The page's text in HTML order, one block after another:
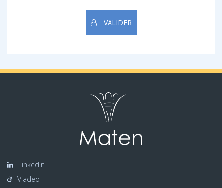
VALIDER
Linkedin
Viadeo